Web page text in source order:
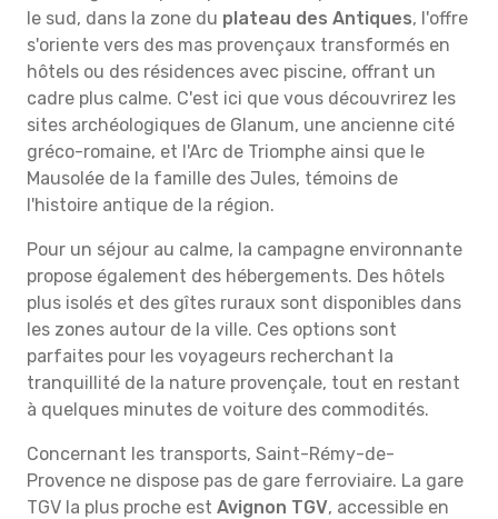
le sud, dans la zone du plateau des Antiques, l'offre
s'oriente vers des mas provençaux transformés en
hôtels ou des résidences avec piscine, offrant un
cadre plus calme. C'est ici que vous découvrirez les
sites archéologiques de Glanum, une ancienne cité
gréco-romaine, et l'Arc de Triomphe ainsi que le
Mausolée de la famille des Jules, témoins de
l'histoire antique de la région.
Pour un séjour au calme, la campagne environnante
propose également des hébergements. Des hôtels
plus isolés et des gîtes ruraux sont disponibles dans
les zones autour de la ville. Ces options sont
parfaites pour les voyageurs recherchant la
tranquillité de la nature provençale, tout en restant
à quelques minutes de voiture des commodités.
Concernant les transports, Saint-Rémy-de-
Provence ne dispose pas de gare ferroviaire. La gare
TGV la plus proche est Avignon TGV, accessible en